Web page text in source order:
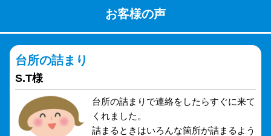
お客様の声
台所の詰まり
S.T様
台所の詰まりで連絡をしたらすぐに来て
くれました。
詰まるときはいろんな箇所が詰まるよう